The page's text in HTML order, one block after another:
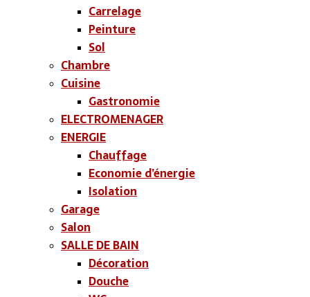
Carrelage
Peinture
Sol
Chambre
Cuisine
Gastronomie
ELECTROMENAGER
ENERGIE
Chauffage
Economie d’énergie
Isolation
Garage
Salon
SALLE DE BAIN
Décoration
Douche